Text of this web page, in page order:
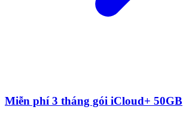
Miễn phí 3 tháng gói iCloud+ 50GB